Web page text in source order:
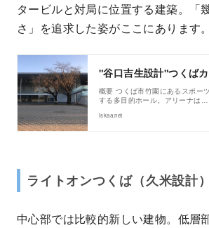
タービルと対局に位置する建築。「
さ」を追求した姿がここにあります。
"谷口吉生設計"つくば
概要 つくば市竹園にあるスポー
する多目的ホール。アリーナは…
iskaa.net
ライトオンつくば（久米設計）
中心部では比較的新しい建物。低層